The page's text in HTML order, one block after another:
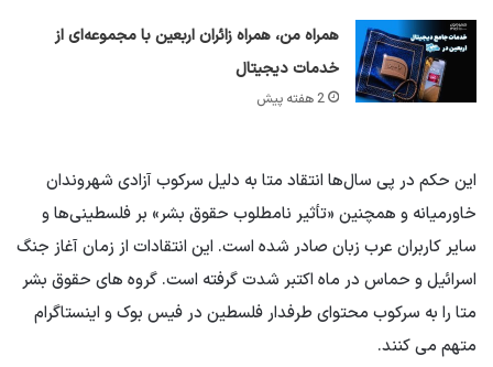
همراه من، همراه زائران اربعین با مجموعه‌ای از
خدمات دیجیتال
2 هفته پیش
این حکم در پی سال‌ها انتقاد متا به دلیل سرکوب آزادی شهروندان
خاورمیانه و همچنین «تأثیر نامطلوب حقوق بشر» بر فلسطینی‌ها و
سایر کاربران عرب زبان صادر شده است. این انتقادات از زمان آغاز جنگ
اسرائیل و حماس در ماه اکتبر شدت گرفته است. گروه های حقوق بشر
متا را به سرکوب محتوای طرفدار فلسطین در فیس بوک و اینستاگرام
متهم می کنند.